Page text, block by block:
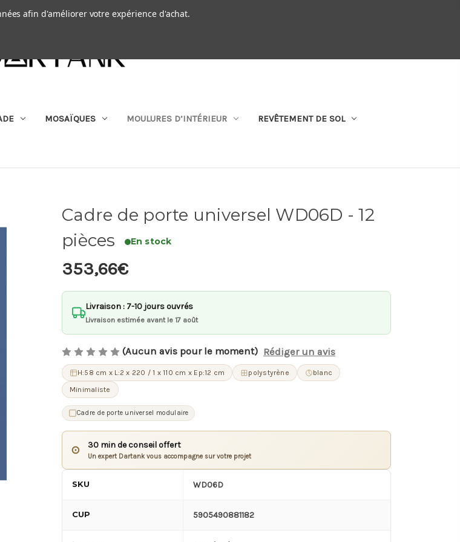
| RECHERCHER QUI SOMMES-NOUS
MOSAÏQUES MOULURES D’INTÉRIEUR REVÊTEMENT DE SOL
Cadre de porte universel WD06D - 12
pièces
En stock
353,66€
Livraison : 7-10 jours ouvrés
Livraison estimée avant le 17 août
(Aucun avis pour le moment) Rédiger un avis
H:58 cm x L:2 x 220 / 1 x 110 cm x Ep:12 cm polystyrène
blanc
Minimaliste
Cadre de porte universel modulaire
⊙ 30 min de conseil offert
Un expert Dartank vous accompagne sur votre projet
SKU WD06D
CUP 5905490881182
afin d'améliorer votre expérience d'achat.